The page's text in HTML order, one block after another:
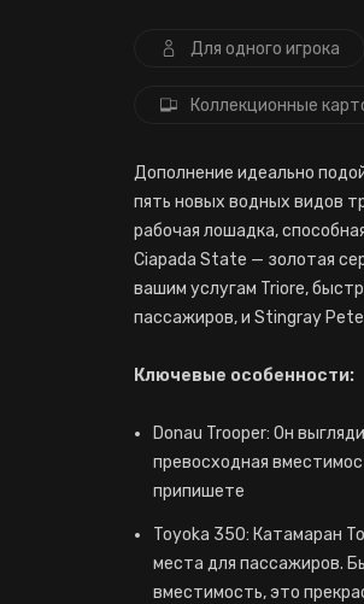
Для одного игрока
Коллекционные
Дополнение идеально
пять новых водных видов
рабочая лошадка,
Ciapada State — золотая
вашим услугам Triore,
пассажиров, и Stingray
Ключевые особенности:
Donau Trooper: Он
превосходная
припишете
Toyoka 350: Катамаран
места для пассажиров.
вместимость, это